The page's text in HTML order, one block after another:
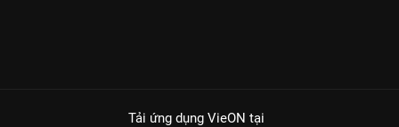
Tải ứng dụng VieON tại